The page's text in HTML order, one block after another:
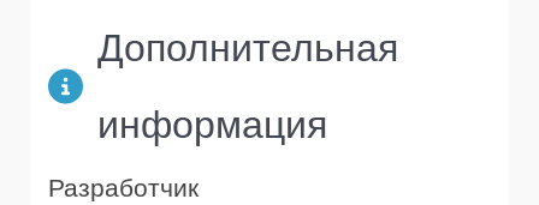
Дополнительная
информация
Разработчик